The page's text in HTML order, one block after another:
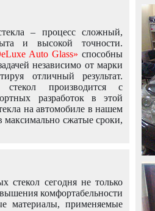
– процесс сложный,
и высокой точности.
Auto Glass» способны
независимо от марки
отличный результат.
стекол производится с
разработок в этой
на автомобиле в нашем
максимально сжатые сроки,
стекол сегодня не только
комфортабельности
материалы, применяемые